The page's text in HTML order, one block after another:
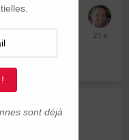
avec Donald
page.